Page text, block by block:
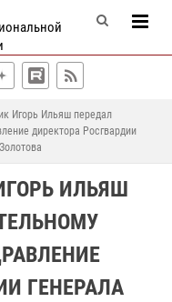
Игорь Ильяш передал
директора Росгвардии
ИЛЬЯШ
ГЕНЕРАЛА